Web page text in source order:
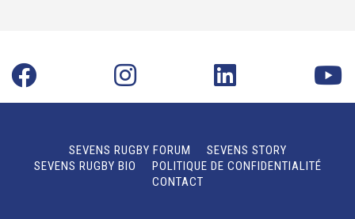
SEVENS RUGBY FORUM
SEVENS STORY
SEVENS RUGBY BIO
POLITIQUE DE CONFIDENTIALITÉ
CONTACT